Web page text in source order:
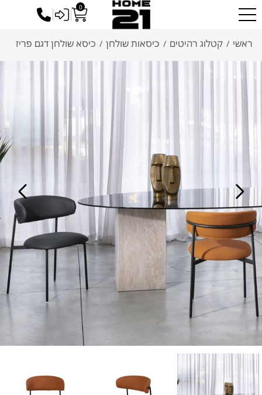
0
כניסה
ראשי / קטלוג רהיטים / כיסאות שולחן / כיסא שולחן דגם פריז